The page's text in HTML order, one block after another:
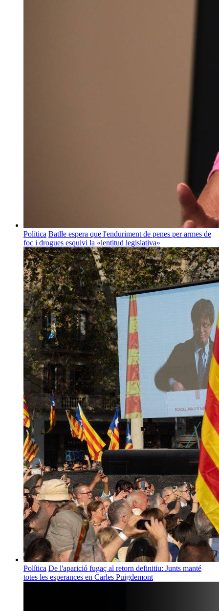
Política Batlle espera que l'enduriment de penes per armes de
foc i drogues esquivi la «lentitud legislativa»
Política De l'aparició fugaç al retorn definitiu: Junts manté
totes les esperances en Carles Puigdemont